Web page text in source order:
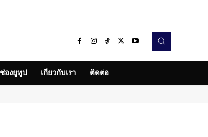
ช่องยูทูป เกี่ยวกับเรา ติดต่อ